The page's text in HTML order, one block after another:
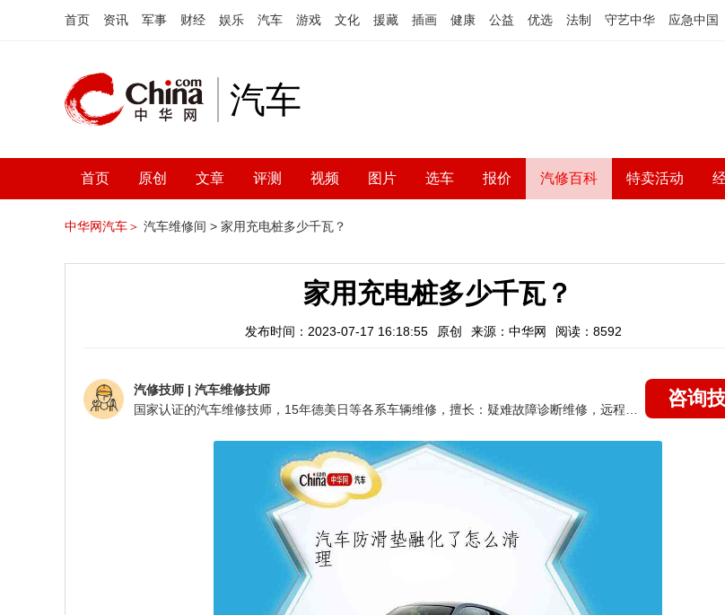
首页 资讯 军事 财经 娱乐 汽车 游戏 文化 援藏 插画 健康 公益 优选 法制 守艺中华 应急中国
汽车
首页 原创 文章 评测 视频 图片 选车 报价 汽修百科 特卖活动
中华网汽车＞ 汽车维修间 > 家用充电桩多少千瓦？
家用充电桩多少千瓦？
发布时间：2023-07-17 16:18:55 原创 来源：中华网 阅读：8592
汽修技师 | 汽车维修技师
咨询